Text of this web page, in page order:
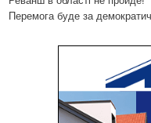
Перемога буде за